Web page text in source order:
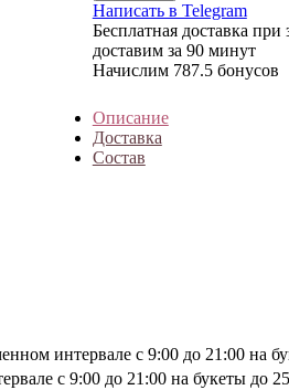
Написать в Telegram
Бесплатная доставка при
доставим за 90 минут
Начислим 787.5 бонусов
Описание
Доставка
Состав
интервале с 9:00 до 21:00 на
с 9:00 до 21:00 на букеты до